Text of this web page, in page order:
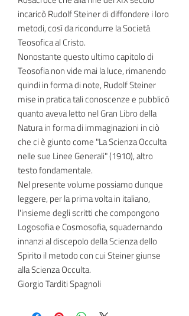
incaricò Rudolf Steiner di diffondere i loro
metodi, così da ricondurre la Società
Teosofica al Cristo.
Nonostante questo ultimo capitolo di
Teosofia non vide mai la luce, rimanendo
quindi in forma di note, Rudolf Steiner
mise in pratica tali conoscenze e pubblicò
quanto aveva letto nel Gran Libro della
Natura in forma di immaginazioni in ciò
che ci è giunto come "La Scienza Occulta
nelle sue Linee Generali" (1910), altro
testo fondamentale.
Nel presente volume possiamo dunque
leggere, per la prima volta in italiano,
l'insieme degli scritti che compongono
Logosofia e Cosmosofia, squadernando
innanzi al discepolo della Scienza dello
Spirito il metodo con cui Steiner giunse
alla Scienza Occulta.
Giorgio Tarditi Spagnoli